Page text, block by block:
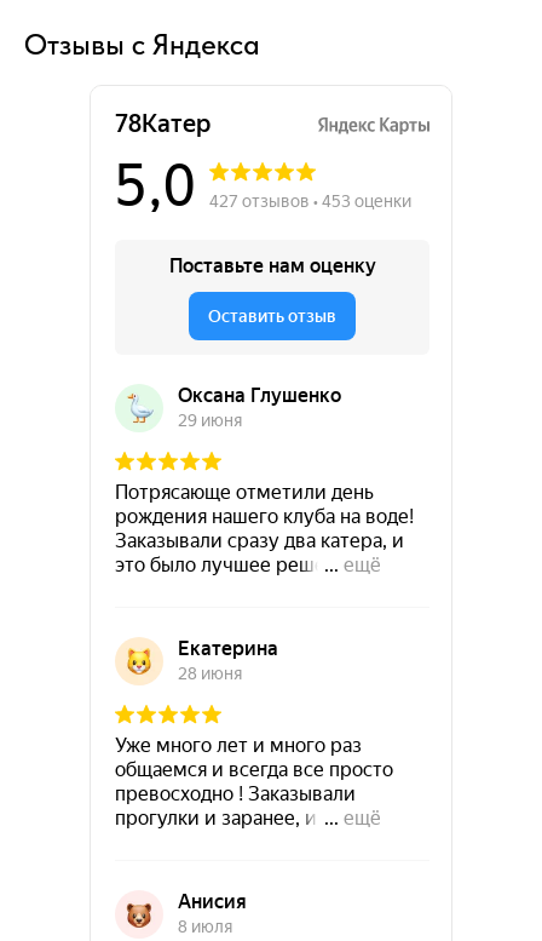
Отзывы с Яндекса